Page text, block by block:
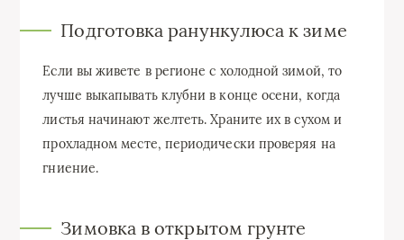
Подготовка ранункулюса к зиме
Если вы живете в регионе с холодной зимой, то
лучше выкапывать клубни в конце осени, когда
листья начинают желтеть. Храните их в сухом и
прохладном месте, периодически проверяя на
гниение.
Зимовка в открытом грунте